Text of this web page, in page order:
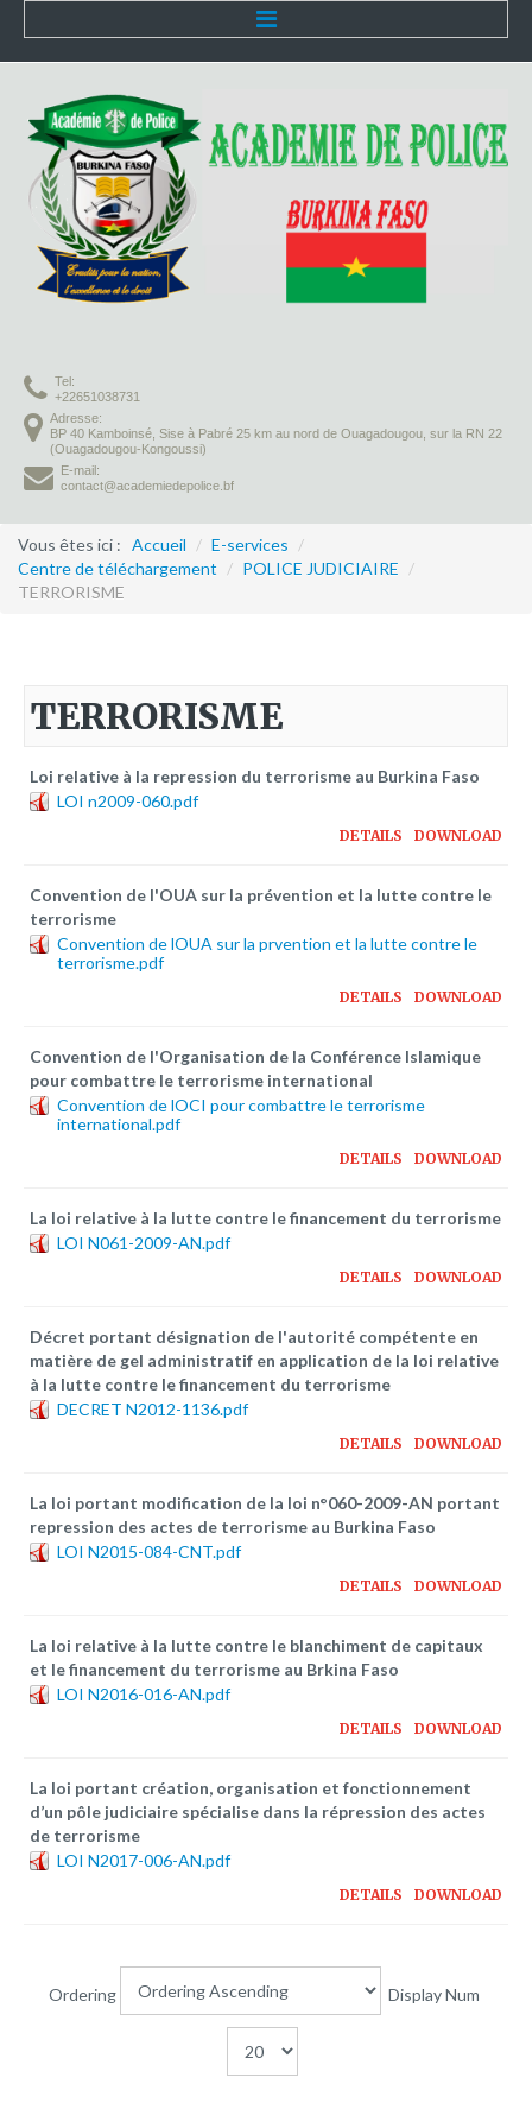
Accueil
L'Académie
Présentation
Organisation
Infrastructures
Vie à l'Académie
Missions
Formation continue
Partenariats
bulletins électroniques d'information
Avec la Fondation Hanns Seidel
Activités Hanns Seidel
Activités
Publications à télécharger
Plateforme pédagogique
Bibliothèque en ligne
Nous Ecrire
Tel:
+22651038731
Adresse:
BP 40 Kamboinsé, Sise à Pabré 25 km au nord de Ouagadougou, sur la RN 22
(Ouagadougou-Kongoussi)
E-mail:
contact@academiedepolice.bf
Vous êtes ici : Accueil / E-services /
Centre de téléchargement / POLICE JUDICIAIRE /
TERRORISME
TERRORISME
Loi relative à la repression du terrorisme au Burkina Faso
LOI n2009-060.pdf
DOWNLOAD
DETAILS
Convention de l'OUA sur la prévention et la lutte contre le
terrorisme
Convention de lOUA sur la prvention et la lutte contre le
terrorisme.pdf
DOWNLOAD
DETAILS
Convention de l'Organisation de la Conférence Islamique
pour combattre le terrorisme international
Convention de lOCI pour combattre le terrorisme
international.pdf
DOWNLOAD
DETAILS
La loi relative à la lutte contre le financement du terrorisme
LOI N061-2009-AN.pdf
DOWNLOAD
DETAILS
Décret portant désignation de l'autorité compétente en
matière de gel administratif en application de la loi relative
à la lutte contre le financement du terrorisme
DECRET N2012-1136.pdf
DOWNLOAD
DETAILS
La loi portant modification de la loi n°060-2009-AN portant
repression des actes de terrorisme au Burkina Faso
LOI N2015-084-CNT.pdf
DOWNLOAD
DETAILS
La loi relative à la lutte contre le blanchiment de capitaux
et le financement du terrorisme au Brkina Faso
LOI N2016-016-AN.pdf
DOWNLOAD
DETAILS
La loi portant création, organisation et fonctionnement
d’un pôle judiciaire spécialise dans la répression des actes
de terrorisme
LOI N2017-006-AN.pdf
DOWNLOAD
DETAILS
Ordering Display Num